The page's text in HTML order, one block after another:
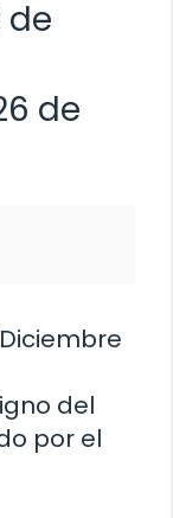
de
de
del
por el